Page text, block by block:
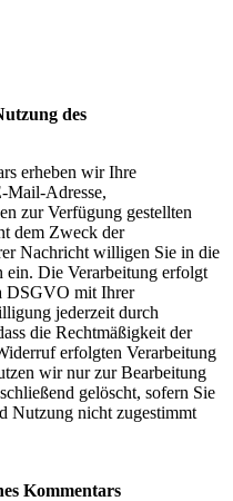
des
erheben wir Ihre
Mail-Adresse,
zur Verfügung gestellten
dem Zweck der
Nachricht willigen Sie in die
ein. Die Verarbeitung erfolgt
DSGVO mit Ihrer
jederzeit durch
die Rechtmäßigkeit der
erfolgten Verarbeitung
wir nur zur Bearbeitung
gelöscht, sofern Sie
Nutzung nicht zugestimmt
Kommentars